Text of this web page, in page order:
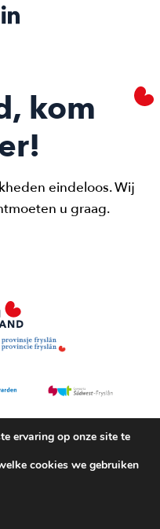
kom
eindeloos. Wij
u graag.
ervaring op onze site te
cookies we gebruiken